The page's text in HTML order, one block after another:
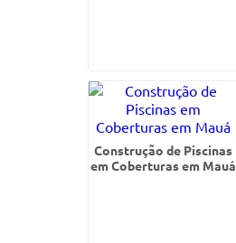
Construção de Piscinas
em Coberturas em Mauá